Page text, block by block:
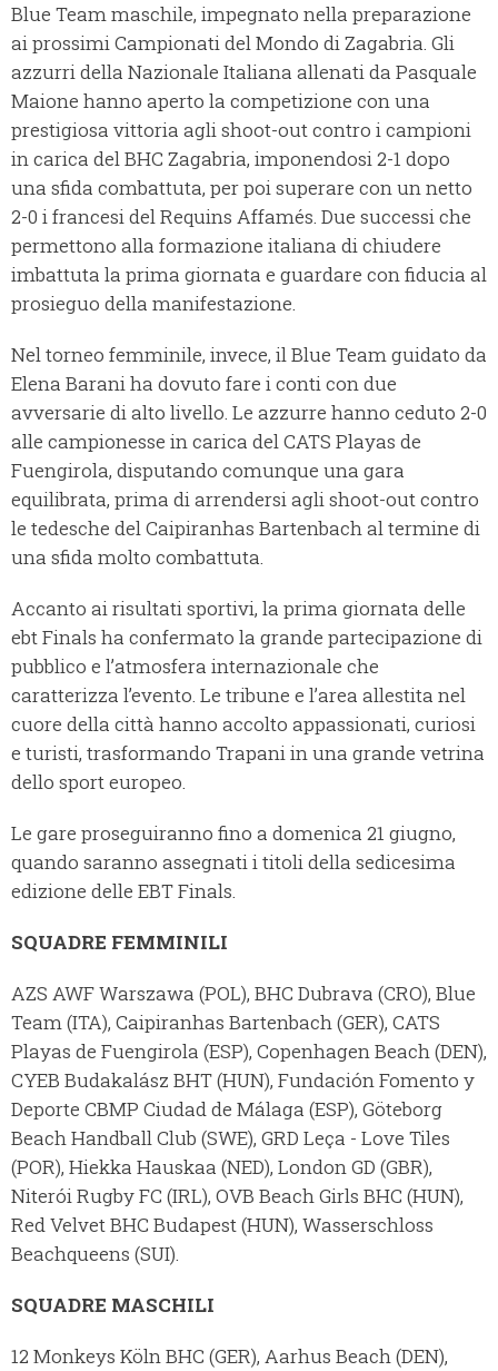
Blue Team maschile, impegnato nella preparazione
ai prossimi Campionati del Mondo di Zagabria. Gli
azzurri della Nazionale Italiana allenati da Pasquale
Maione hanno aperto la competizione con una
prestigiosa vittoria agli shoot-out contro i campioni
in carica del BHC Zagabria, imponendosi 2-1 dopo
una sfida combattuta, per poi superare con un netto
2-0 i francesi del Requins Affamés. Due successi che
permettono alla formazione italiana di chiudere
imbattuta la prima giornata e guardare con fiducia al
prosieguo della manifestazione.
Nel torneo femminile, invece, il Blue Team guidato da
Elena Barani ha dovuto fare i conti con due
avversarie di alto livello. Le azzurre hanno ceduto 2-0
alle campionesse in carica del CATS Playas de
Fuengirola, disputando comunque una gara
equilibrata, prima di arrendersi agli shoot-out contro
le tedesche del Caipiranhas Bartenbach al termine di
una sfida molto combattuta.
Accanto ai risultati sportivi, la prima giornata delle
ebt Finals ha confermato la grande partecipazione di
pubblico e l’atmosfera internazionale che
caratterizza l’evento. Le tribune e l’area allestita nel
cuore della città hanno accolto appassionati, curiosi
e turisti, trasformando Trapani in una grande vetrina
dello sport europeo.
Le gare proseguiranno fino a domenica 21 giugno,
quando saranno assegnati i titoli della sedicesima
edizione delle EBT Finals.
SQUADRE FEMMINILI
AZS AWF Warszawa (POL), BHC Dubrava (CRO), Blue
Team (ITA), Caipiranhas Bartenbach (GER), CATS
Playas de Fuengirola (ESP), Copenhagen Beach (DEN),
CYEB Budakalász BHT (HUN), Fundación Fomento y
Deporte CBMP Ciudad de Málaga (ESP), Göteborg
Beach Handball Club (SWE), GRD Leça - Love Tiles
(POR), Hiekka Hauskaa (NED), London GD (GBR),
Niterói Rugby FC (IRL), OVB Beach Girls BHC (HUN),
Red Velvet BHC Budapest (HUN), Wasserschloss
Beachqueens (SUI).
SQUADRE MASCHILI
12 Monkeys Köln BHC (GER), Aarhus Beach (DEN),